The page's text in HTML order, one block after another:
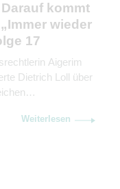
kommt
wieder
17
Aigerim
Dietrich Loll über
rechtliche und
Weiterlesen